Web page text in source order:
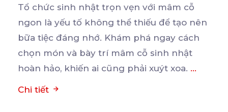
Tổ chức sinh nhật trọn vẹn với mâm cỗ
ngon là yếu tố không thể thiếu để tạo nên
bữa tiệc đáng nhớ. Khám phá ngay cách
chọn món và bày trí mâm cỗ sinh nhật
hoàn hảo, khiến ai cũng phải xuýt xoa. ...
Chi tiết